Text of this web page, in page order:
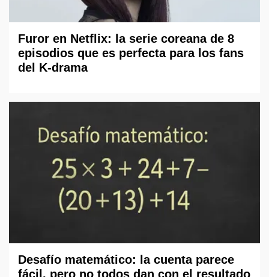
Furor en Netflix: la serie coreana de 8
episodios que es perfecta para los fans
del K-drama
Desafío matemático: la cuenta parece
fácil, pero no todos dan con el resultado